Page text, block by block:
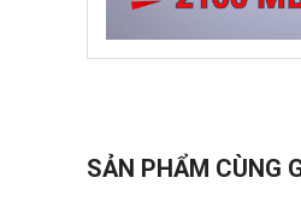
SẢN PHẨM CÙNG